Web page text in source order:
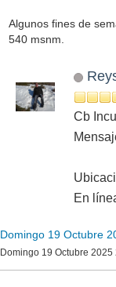
Algunos fines de
540 msnm.
Cb
En
Domingo 19 Octubre
Domingo 19 Octubre